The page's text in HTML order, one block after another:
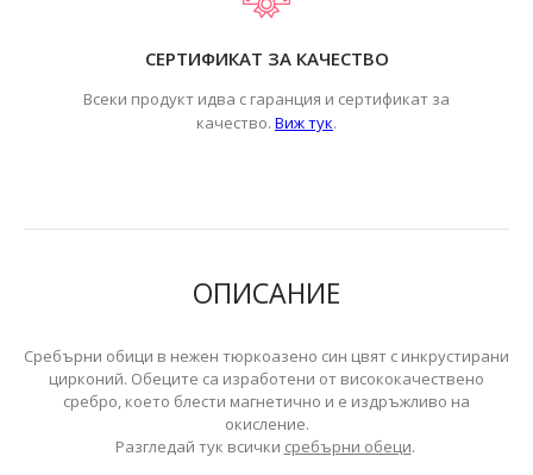
СЕРТИФИКАТ ЗА КАЧЕСТВО
Всеки продукт идва с гаранция и сертификат за
качество. Виж тук.
ОПИСАНИЕ
Сребърни обици в нежен тюркоазено син цвят с инкрустирани
цирконий. Обеците са изработени от висококачествено
сребро, което блести магнетично и е издръжливо на
окисление.
Разгледай тук всички сребърни обеци.